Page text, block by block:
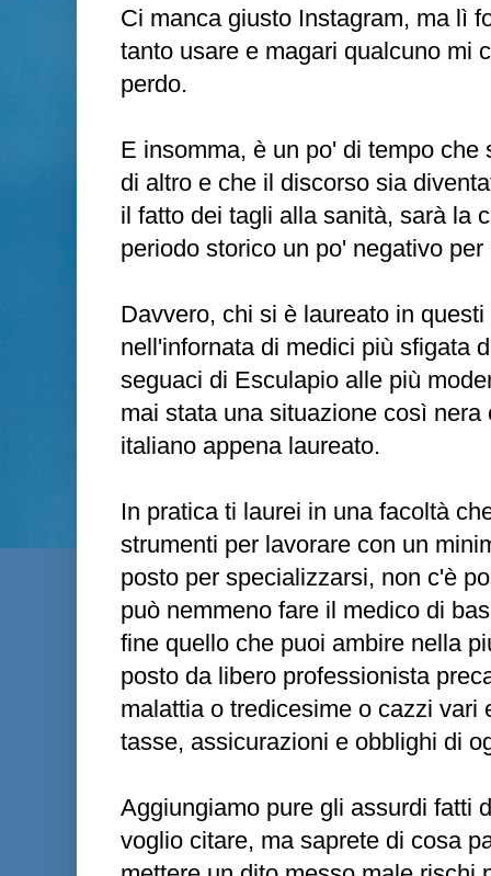
Ci manca giusto Instagram, ma lì
tanto usare e magari qualcuno mi
perdo.
E insomma, è un po' di tempo
di altro e che il discorso sia
il fatto dei tagli alla sanità, sarà la
periodo storico un po' negativo
Davvero, chi si è laureato in
nell'infornata di medici più sfigata
seguaci di Esculapio alle più
mai stata una situazione così
italiano appena laureato.
In pratica ti laurei in una facoltà
strumenti per lavorare con un
posto per specializzarsi, non c'è
può nemmeno fare il medico di
fine quello che puoi ambire nella
posto da libero professionista
malattia o tredicesime o cazzi vari
tasse, assicurazioni e obblighi di
Aggiungiamo pure gli assurdi fatti
voglio citare, ma saprete di cosa